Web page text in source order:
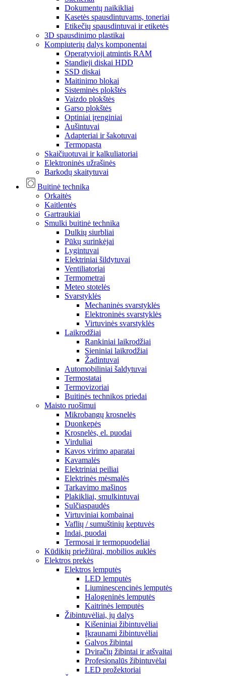
Dokumentų naikikliai
Kasetės spausdintuvams, toneriai
Etikečių spausdintuvai ir etiketės
3D spausdinimo plastikai
Kompiuterių dalys komponentai
Operatyvioji atmintis RAM
Standieji diskai HDD
SSD diskai
Maitinimo blokai
Sisteminės plokštės
Vaizdo plokštės
Garso plokštės
Optiniai įrenginiai
Aušintuvai
Adapteriai ir šakotuvai
Termopasta
Skaičiuotuvai ir kalkuliatoriai
Elektroninės užrašinės
Barkodų skaitytuvai
Buitinė technika
Orkaitės
Kaitlentės
Gartraukiai
Smulki buitinė technika
Dulkių siurbliai
Pūkų surinkėjai
Lygintuvai
Elektriniai šildytuvai
Ventiliatoriai
Termometrai
Meteo stotelės
Svarstyklės
Mechaninės svarstyklės
Elektroninės svarstyklės
Virtuvinės svarstyklės
Laikrodžiai
Rankiniai laikrodžiai
Sieniniai laikrodžiai
Žadintuvai
Automobiliniai šaldytuvai
Termostatai
Termovizoriai
Buitinės technikos priedai
Maisto ruošimui
Mikrobangų krosnelės
Duonkepės
Krosnelės, el. puodai
Virduliai
Kavos virimo aparatai
Kavamalės
Elektriniai peiliai
Elektrinės mėsmalės
Tarkavimo mašinos
Plakikliai, smulkintuvai
Sulčiaspaudės
Virtuviniai kombainai
Vaflių / sumuštinių keptuvės
Indai, puodai
Termosai ir termopuodeliai
Kūdikių priežiūrai, mobilios auklės
Elektros prekės
Elektros lemputės
LED lemputės
Liuminescencinės lemputės
Halogeninės lemputės
Kaitrinės lemputės
Žibintuvėliai, jų dalys
Kišeniniai žibintuvėliai
Įkraunami žibintuvėliai
Galvos žibintai
Dviračių žibintai ir atšvaitai
Profesionalūs žibintuvėlai
LED prožektoriai